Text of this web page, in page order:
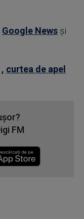
Google News şi
, curtea de apel
FM